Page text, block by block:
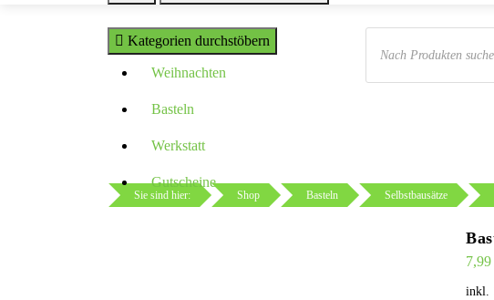
Kategorien durchstöbern
Weihnachten
Basteln
Werkstatt
Gutscheine
Products
search
Sie sind hier: Shop Basteln Selbstbausätze
7,99
inkl.